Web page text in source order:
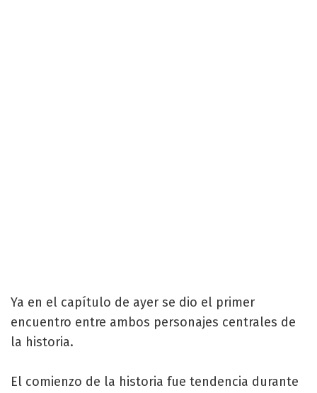
Ya en el capítulo de ayer se dio el primer
encuentro entre ambos personajes centrales de
la historia.
El comienzo de la historia fue tendencia durante